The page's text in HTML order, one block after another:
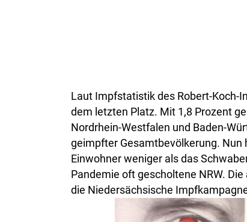
Laut Impfstatistik des Robert-Koch-
dem letzten Platz. Mit 1,8 Prozent
Nordrhein-Westfalen und Baden-
geimpfter Gesamtbevölkerung. Nun
Einwohner weniger als das
Pandemie oft gescholtene NRW.
die Niedersächsische